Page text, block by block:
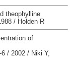
theophylline
/ Holden R
of
/ 2002 / Niki Y,